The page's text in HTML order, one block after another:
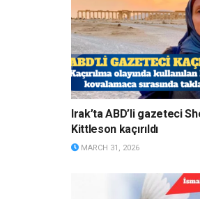
Irak’ta ABD’li gazeteci
Kittleson kaçırıldı
MARCH 31, 2026